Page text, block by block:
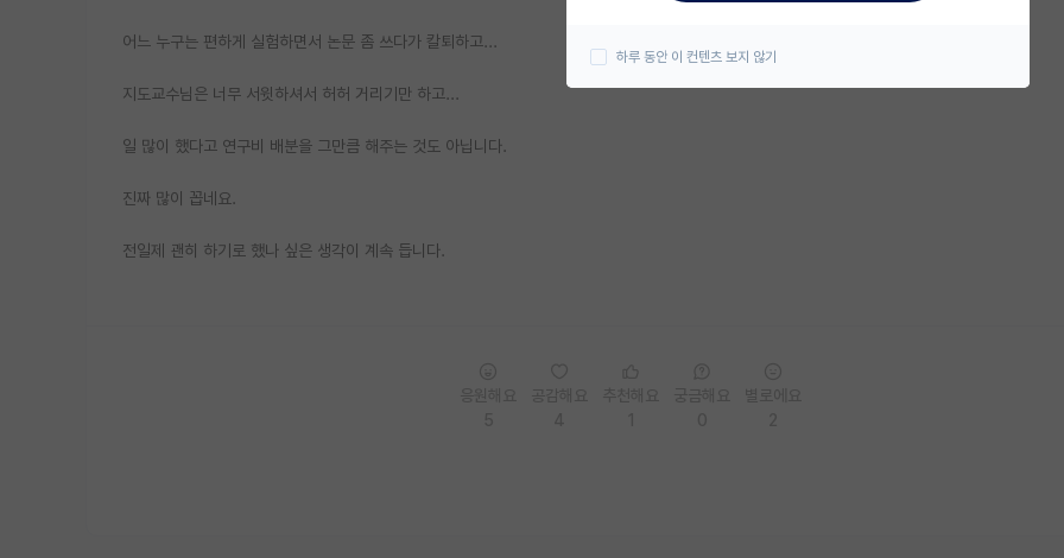
어느 누구는 편하게 실험하면서 논문 좀 쓰다가 칼퇴하고...
지도교수님은 너무 서윗하셔서 허허 거리기만 하고...
일 많이 했다고 연구비 배분을 그만큼 해주는 것도 아닙니다.
진짜 많이 꼽네요.
전일제 괜히 하기로 했나 싶은 생각이 계속 듭니다.
하루 동안 이 컨텐츠 보지 않기